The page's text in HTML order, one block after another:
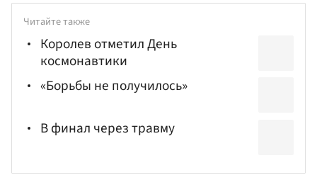
Читайте также
Королев отметил День
космонавтики
«Борьбы не получилось»
В финал через травму